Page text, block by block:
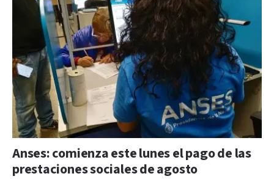
Anses: comienza este lunes el pago de las
prestaciones sociales de agosto